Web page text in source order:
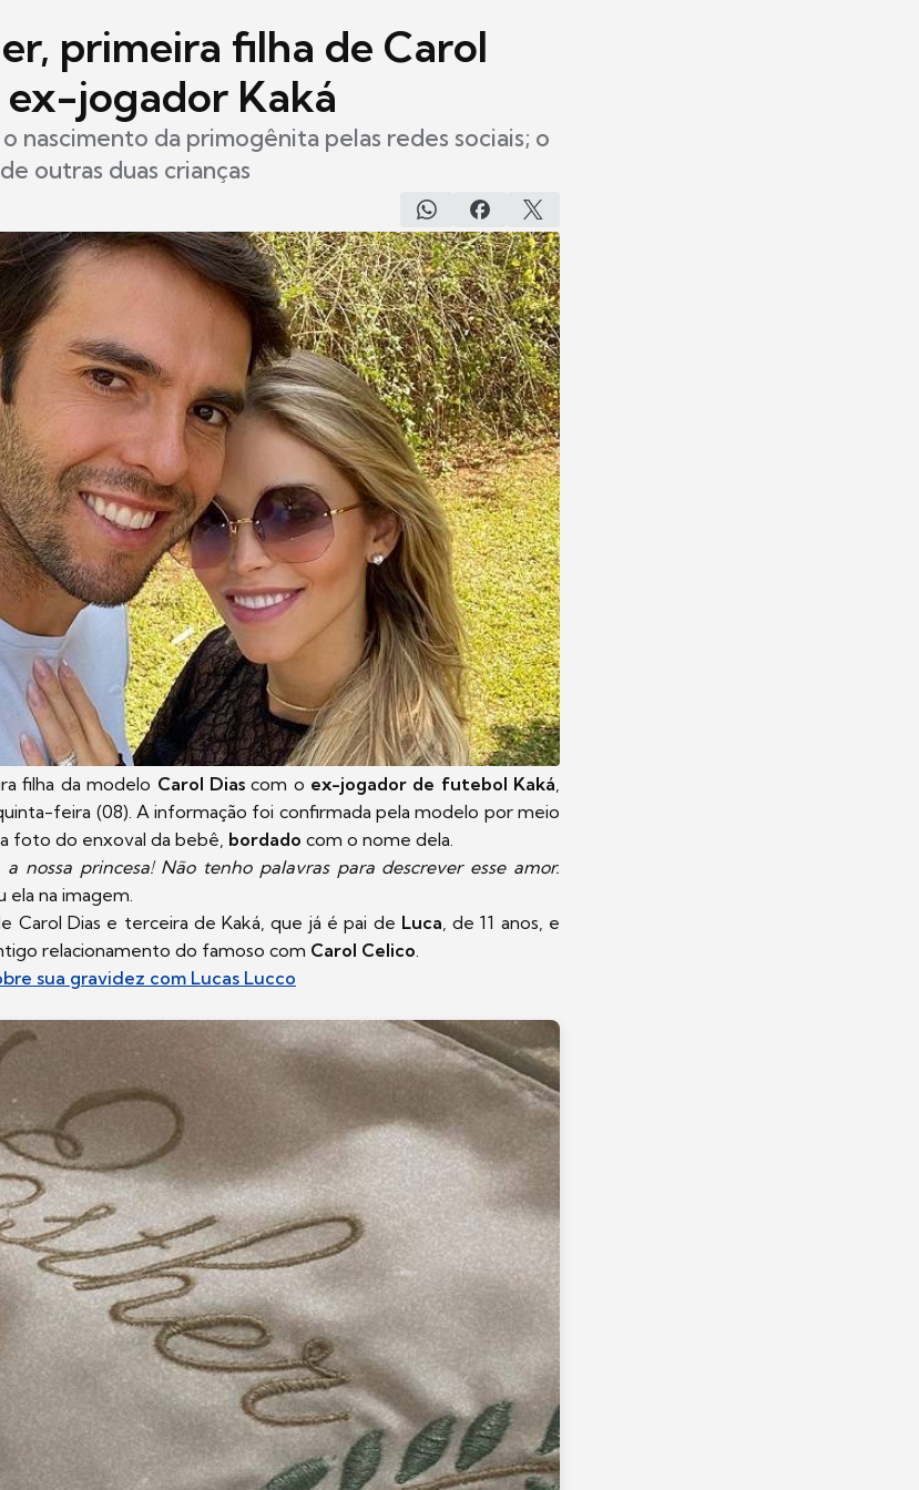
primeira filha de Carol
ex-jogador Kaká
nascimento da primogênita pelas redes sociais; o
outras duas crianças
filha da modelo Carol Diascom o ex-jogador de futebol Kaká
feira (08). A informação foi confirmada pela modelo por meio
foto do enxoval da bebê, bordado com o nome dela.
nossa princesa! Não tenho palavras para descrever esse amor.
ela na imagem.
Carol Dias e terceira de Kaká, que já é pai de Luca , de 11 anos, e
relacionamento do famoso com Carol Celico
sua gravidez com Lucas Lucco